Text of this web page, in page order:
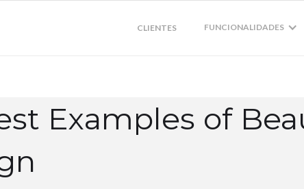
CLIENTES FUNCIONALIDADES
Examples of